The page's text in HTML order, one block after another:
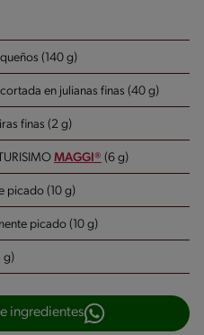
(140 g)
en julianas finas (40 g)
finas (2 g)
MAGGI® (6 g)
picado (10 g)
picado (10 g)
g)
ingredientes